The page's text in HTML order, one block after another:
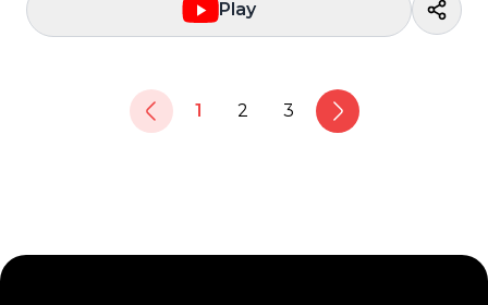
Play
1 2 3